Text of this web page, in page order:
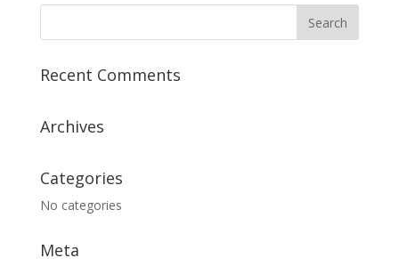
Recent Comments
Archives
Categories
No categories
Meta